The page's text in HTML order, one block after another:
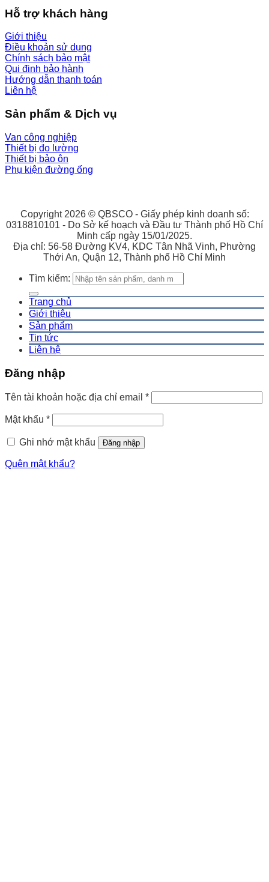
Hỗ trợ khách hàng
Giới thiệu
Điều khoản sử dụng
Chính sách bảo mật
Qui đinh bảo hành
Hướng dẫn thanh toán
Liên hệ
Sản phẩm & Dịch vụ
Van công nghiệp
Thiết bị đo lường
Thiết bị bảo ôn
Phụ kiện đường ống
Copyright 2026 © QBSCO - Giấy phép kinh doanh số:
0318810101 - Do Sở kế hoạch và Đầu tư Thành phố Hồ Chí
Minh cấp ngày 15/01/2025.
Địa chỉ: 56-58 Đường KV4, KDC Tân Nhã Vinh, Phường
Thới An, Quận 12, Thành phố Hồ Chí Minh
Tìm kiếm:
Trang chủ
Giới thiệu
Sản phẩm
Tin tức
Liên hệ
Đăng nhập
Tên tài khoản hoặc địa chỉ email *
Mật khẩu *
Ghi nhớ mật khẩu Đăng nhập
Quên mật khẩu?